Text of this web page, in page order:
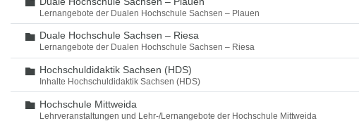
Lernangebote der Dualen Hochschule Sachsen – Plauen
Ordner
Duale Hochschule Sachsen – Riesa
Lernangebote der Dualen Hochschule Sachsen – Riesa
Ordner
Hochschuldidaktik Sachsen (HDS)
Inhalte Hochschuldidaktik Sachsen (HDS)
Ordner
Hochschule Mittweida
Lehrveranstaltungen und Lehr-/Lernangebote der Hochschule Mittweida